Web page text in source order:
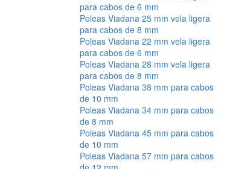
para cabos de 6 mm
Poleas Viadana 25 mm vela ligera
para cabos de 8 mm
Poleas Viadana 22 mm vela ligera
para cabos de 6 mm
Poleas Viadana 28 mm vela ligera
para cabos de 8 mm
Poleas Viadana 38 mm para cabos
de 10 mm
Poleas Viadana 34 mm para cabos
de 8 mm
Poleas Viadana 45 mm para cabos
de 10 mm
Poleas Viadana 57 mm para cabos